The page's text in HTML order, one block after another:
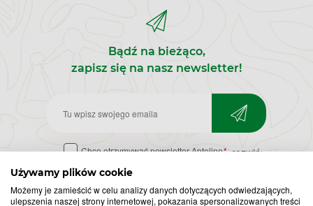
Używamy plików cookie
Możemy je zamieścić w celu analizy danych dotyczących odwiedzających,
ulepszenia naszej strony internetowej, pokazania spersonalizowanych treści
Bądź na bieżąco,
zapisz się na nasz newsletter!
Zapisz
do
newslettera
Chcę otrzymywać newsletter Apteline* rozwiń>